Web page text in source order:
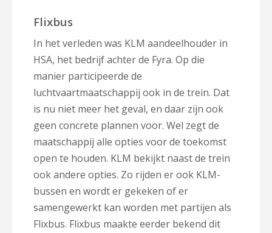
Flixbus
In het verleden was KLM aandeelhouder in
HSA, het bedrijf achter de Fyra. Op die
manier participeerde de
luchtvaartmaatschappij ook in de trein. Dat
is nu niet meer het geval, en daar zijn ook
geen concrete plannen voor. Wel zegt de
maatschappij alle opties voor de toekomst
open te houden. KLM bekijkt naast de trein
ook andere opties. Zo rijden er ook KLM-
bussen en wordt er gekeken of er
samengewerkt kan worden met partijen als
Flixbus. Flixbus maakte eerder bekend dit